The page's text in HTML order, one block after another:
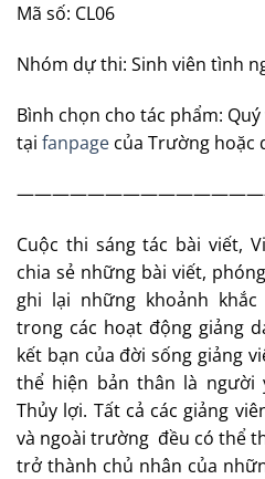
Mã số: CL06
Nhóm dự thi: Sinh viên tình
Bình chọn cho tác phẩm: Quý
tại fanpage của Trường hoặc
Cuộc thi sáng tác bài viết,
chia sẻ những bài viết,
ghi lại những khoảnh
trong các hoạt động giảng
kết bạn của đời sống giảng
thể hiện bản thân là người
Thủy lợi. Tất cả các giảng
và ngoài trường đều có thể
trở thành chủ nhân của